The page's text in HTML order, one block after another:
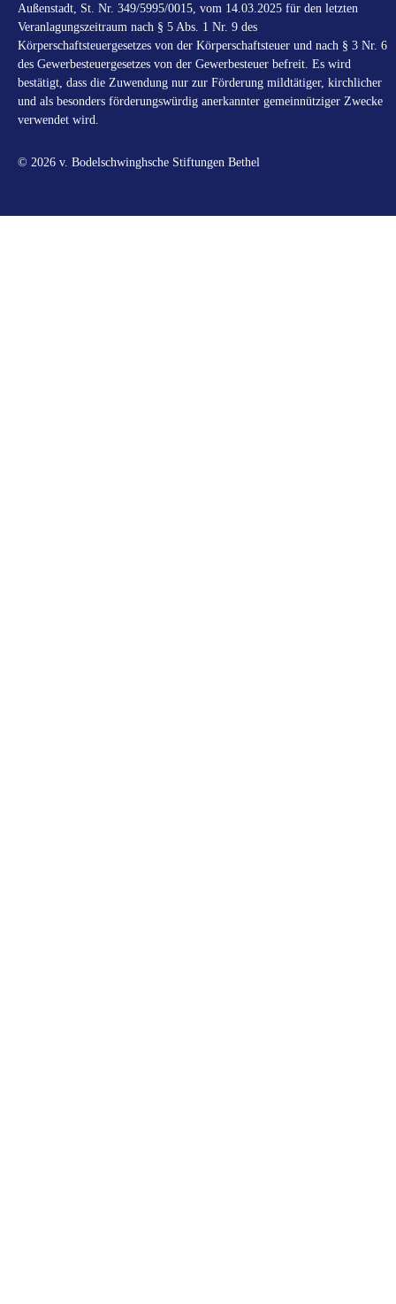
Außenstadt, St. Nr. 349/5995/0015, vom 14.03.2025 für den letzten
Veranlagungszeitraum nach § 5 Abs. 1 Nr. 9 des
Körperschaftsteuergesetzes von der Körperschaftsteuer und nach § 3 Nr. 6
des Gewerbesteuergesetzes von der Gewerbesteuer befreit. Es wird
bestätigt, dass die Zuwendung nur zur Förderung mildtätiger, kirchlicher
und als besonders förderungswürdig anerkannter gemeinnütziger Zwecke
verwendet wird.
© 2026 v. Bodelschwinghsche Stiftungen Bethel